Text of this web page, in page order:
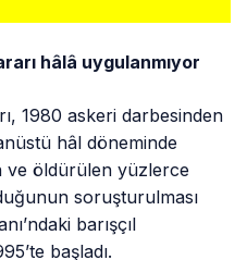
hâlâ uygulanmıyor
1980 askeri darbesinden
hâl döneminde
ve öldürülen yüzlerce
soruşturulması
barışçıl
başladı.